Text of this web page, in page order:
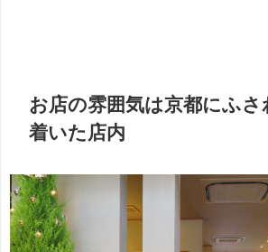
お店の雰囲気は京都にふさ
着いた店内